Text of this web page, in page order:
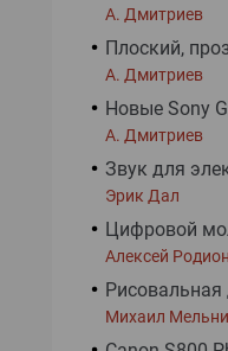
А. Дмитриев
Плоский,
А. Дмитриев
Новые Sony
А. Дмитриев
Звук для
Эрик Дал
Цифровой
Алексей
Рисовальная
Михаил